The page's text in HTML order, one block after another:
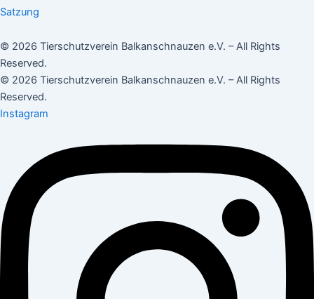
Satzung
© 2026 Tierschutzverein Balkanschnauzen e.V. – All Rights
Reserved.
© 2026 Tierschutzverein Balkanschnauzen e.V. – All Rights
Reserved.
Instagram